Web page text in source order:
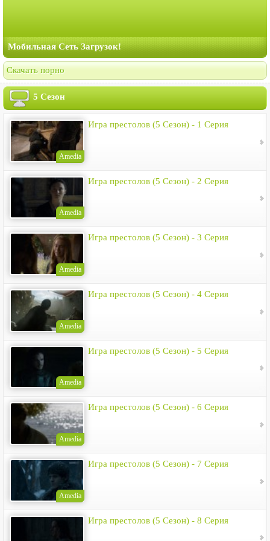
Мобильная Сеть Загрузок!
Скачать порно
5 Сезон
Amedia
Игра престолов (5 Сезон) - 1 Серия
Amedia
Игра престолов (5 Сезон) - 2 Серия
Amedia
Игра престолов (5 Сезон) - 3 Серия
Amedia
Игра престолов (5 Сезон) - 4 Серия
Amedia
Игра престолов (5 Сезон) - 5 Серия
Amedia
Игра престолов (5 Сезон) - 6 Серия
Amedia
Игра престолов (5 Сезон) - 7 Серия
Игра престолов (5 Сезон) - 8 Серия